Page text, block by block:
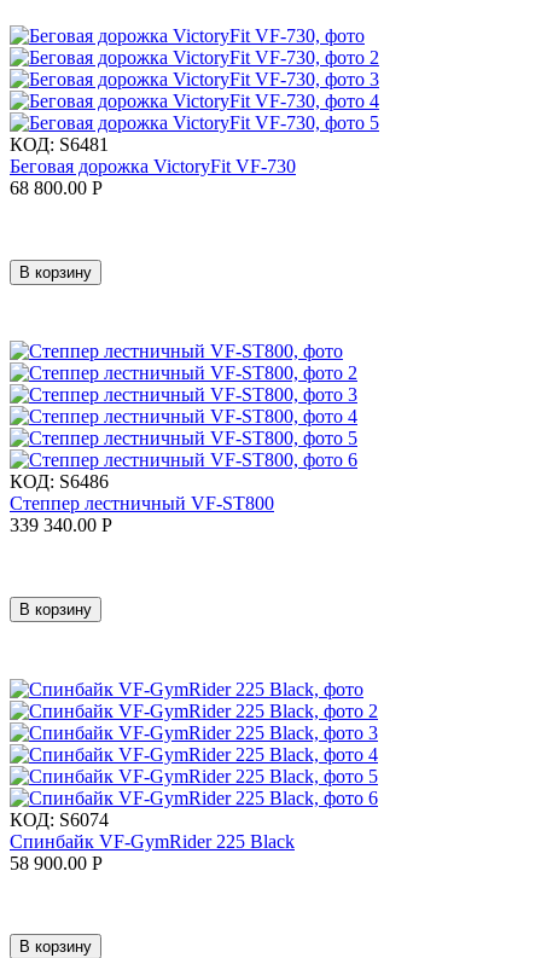
КОД: S6481
Беговая дорожка VictoryFit VF-730
68 800.00 Р
В корзину
КОД: S6486
Степпер лестничный VF-ST800
339 340.00 Р
В корзину
КОД: S6074
Спинбайк VF-GymRider 225 Black
58 900.00 Р
В корзину